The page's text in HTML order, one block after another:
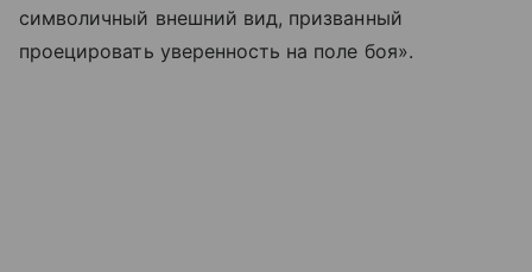
символичный внешний вид, призванный
проецировать уверенность на поле боя».